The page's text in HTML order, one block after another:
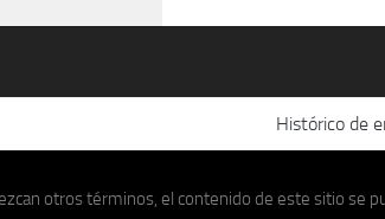
Histórico de
otros términos, el contenido de este sitio se